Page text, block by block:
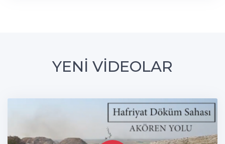
YENİ VİDEOLAR